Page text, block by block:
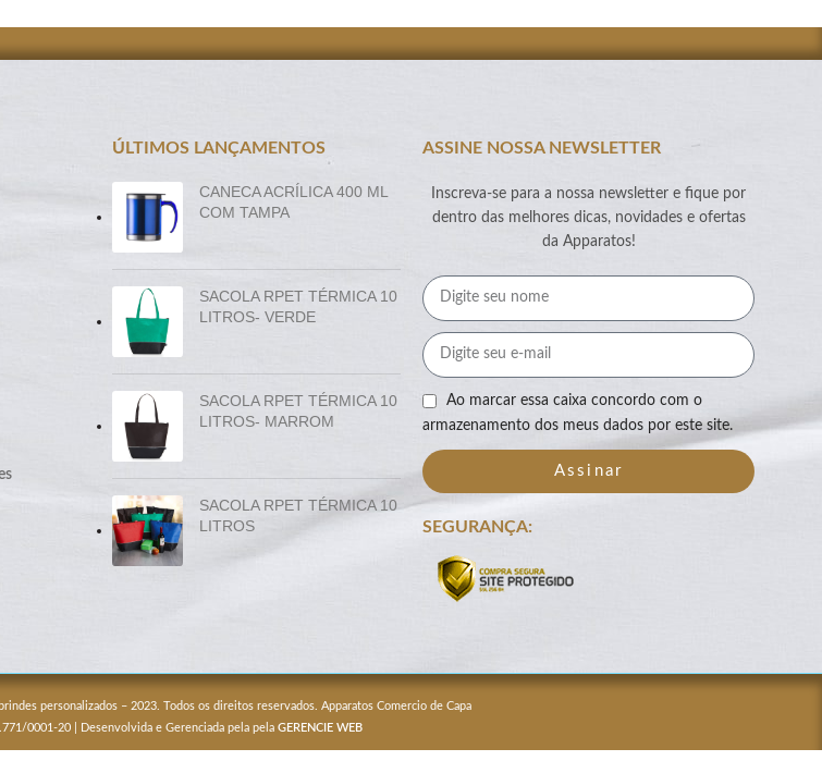
ÚLTIMOS LANÇAMENTOS
CANECA ACRÍLICA 400 ML
COM TAMPA
SACOLA RPET TÉRMICA 10
LITROS- VERDE
SACOLA RPET TÉRMICA 10
LITROS- MARROM
SACOLA RPET TÉRMICA 10
LITROS
ASSINE NOSSA NEWSLETTER
Inscreva-se para a nossa newsletter e fique por
dentro das melhores dicas, novidades e ofertas
da Apparatos!
Ao marcar essa caixa concordo com o
armazenamento dos meus dados por este site.
Assinar
SEGURANÇA:
personalizados – 2023. Todos os direitos reservados. Apparatos Comercio de Capa
0001-20 | Desenvolvida e Gerenciada pela pela GERENCIE WEB